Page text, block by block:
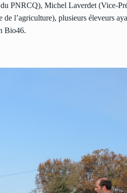
du PNRCQ), Michel Laverdet (Vice-
l’agriculture), plusieurs éleveurs
Bio46.